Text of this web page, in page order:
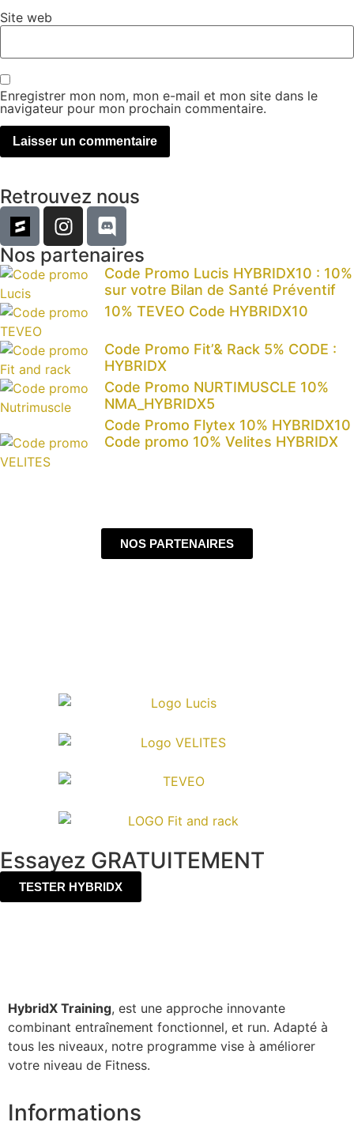
Site web
Enregistrer mon nom, mon e-mail et mon site dans le
navigateur pour mon prochain commentaire.
Retrouvez nous
Nos partenaires
Code Promo Lucis HYBRIDX10 : 10%
sur votre Bilan de Santé Préventif
10% TEVEO Code HYBRIDX10
Code Promo Fit’& Rack 5% CODE :
HYBRIDX
Code Promo NURTIMUSCLE 10%
NMA_HYBRIDX5
Code Promo Flytex 10% HYBRIDX10
Code promo 10% Velites HYBRIDX
NOS PARTENAIRES
Essayez GRATUITEMENT
TESTER HYBRIDX
HybridX Training, est une approche innovante
combinant entraînement fonctionnel, et run. Adapté à
tous les niveaux, notre programme vise à améliorer
votre niveau de Fitness.
Informations